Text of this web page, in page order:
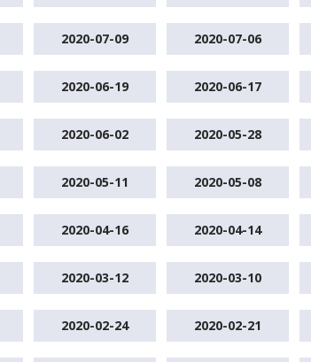
2020-07-09 2020-07-06
2020-06-19 2020-06-17
2020-06-02 2020-05-28
2020-05-11 2020-05-08
2020-04-16 2020-04-14
2020-03-12 2020-03-10
2020-02-24 2020-02-21